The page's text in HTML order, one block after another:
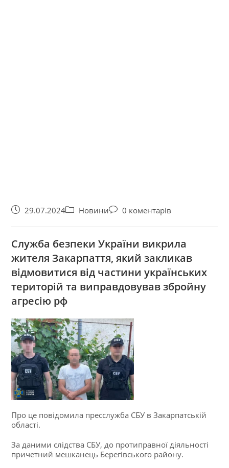
29.07.2024 Новини 0 коментарів
Служба безпеки України викрила
жителя Закарпаття, який закликав
відмовитися від частини українських
територій та виправдовував збройну
агресію рф
Про це повідомила пресслужба СБУ в Закарпатській
області.
За даними слідства СБУ, до протиправної діяльності
причетний мешканець Берегівського району.